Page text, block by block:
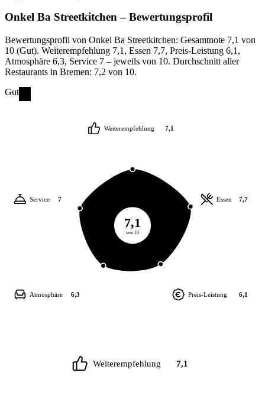
Onkel Ba Streetkitchen– Bewertungsprofil
Bewertungsprofil von Onkel Ba Streetkitchen: Gesamtnote 7,1 von
10 (Gut). Weiterempfehlung 7,1, Essen 7,7, Preis-Leistung 6,1,
Atmosphäre 6,3, Service 7 – jeweils von 10. Durchschnitt aller
Restaurants in Bremen: 7,2 von 10.
Gut
7,1
von 10
Weiterempfehlung 7,1
Essen 7,7
Preis-Leistung 6,1
Atmosphäre 6,3
Service 7
Weiterempfehlung 7,1